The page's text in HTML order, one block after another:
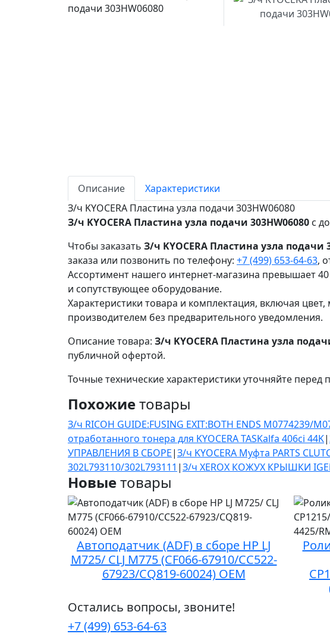
Описание
Характеристики
З/ч KYOCERA Пластина узла подачи 303HW06080
З/ч KYOCERA Пластина узла подачи 303HW06080 с
Чтобы заказать З/ч KYOCERA Пластина узла подачи
заказа или позвонить по телефону: +7 (499) 653-64-63,
Ассортимент нашего интернет-магазина превышает
и сопутствующее оборудование.
Характеристики товара и комплектация, включая
производителем без предварительного уведомления.
Описание товара: З/ч KYOCERA Пластина узла
публичной офертой.
Точные технические характеристики уточняйте
Похожиетовары
З/ч RICOH GUIDE:FUSING EXIT:BOTH ENDS M0774239/
отработанного тонера для KYOCERA TASKalfa 406ci 44K|
УПРАВЛЕНИЯ В СБОРЕ|З/ч KYOCERA Муфта PARTS
302L793110/302L793111 |З/ч XEROX КОЖУХ КРЫШКИ
Новыетовары
Автоподатчик (ADF) в сборе HP LJ
M725/ CLJ M775 (CF066-67910/CC522-
67923/CQ819-60024) OEM
Остались вопросы, звоните!
+7 (499) 653-64-63